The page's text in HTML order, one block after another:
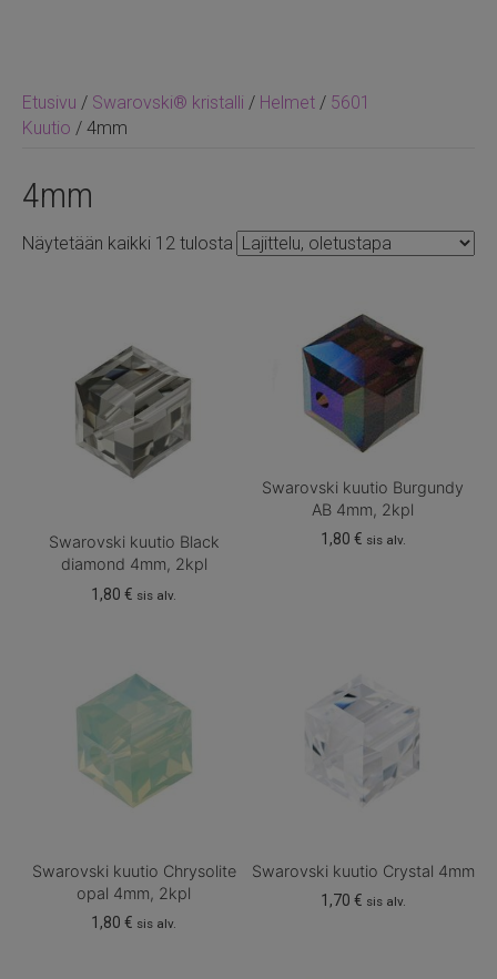
Etusivu / Swarovski® kristalli / Helmet / 5601
Kuutio / 4mm
4mm
Näytetään kaikki 12 tulosta
Swarovski kuutio Black
diamond 4mm, 2kpl
1,80€ sis alv.
Swarovski kuutio Burgundy
AB 4mm, 2kpl
1,80 € sis alv.
Swarovski kuutio Chrysolite
opal 4mm, 2kpl
1,80€ sis alv.
Swarovski kuutio Crystal 4mm
1,70 € sis alv.